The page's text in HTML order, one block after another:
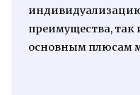
преимущества, так
основным плюсам